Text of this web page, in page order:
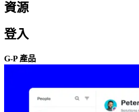
資源​​
登入​​
G-P 產品​​